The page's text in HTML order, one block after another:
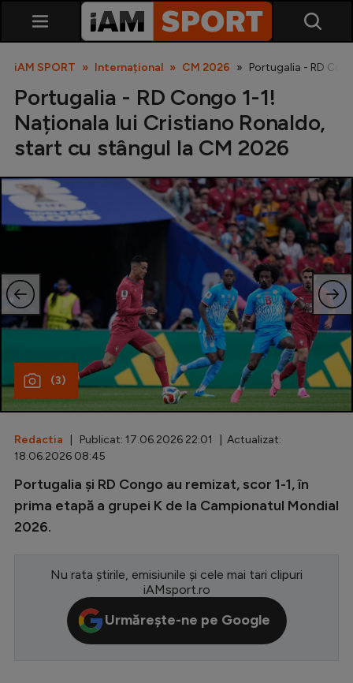
SuperLiga
Cupa României
Echipa Națională
U21
Fotbal feminin
Special
Diverse
Inedit
Europa League
Conference League
CM 2026
iAM SPORT Internațional CM 2026 Portugalia - RD
Portugalia - RD Congo 1-1!
Naționala lui Cristiano Ronaldo,
start cu stângul la CM 2026
(3)
Redactia | Publicat: 17.06.2026 22:01 | Actualizat:
18.06.2026 08:45
Portugalia și RD Congo au remizat, scor 1-1, în
prima etapă a grupei K de la Campionatul Mondial
2026.
Nu rata știrile, emisiunile și cele mai tari clipuri
iAMsport.ro
Urmărește-ne pe Google